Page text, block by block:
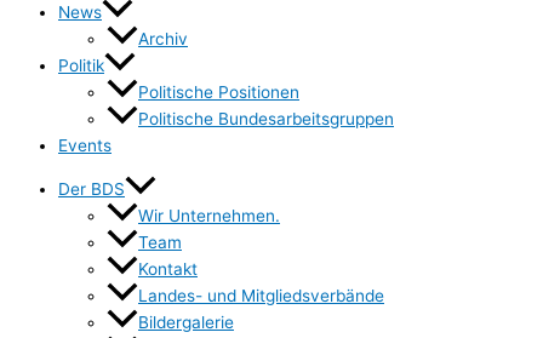
News
Archiv
Politik
Politische Positionen
Politische Bundesarbeitsgruppen
Events
Der BDS
Wir Unternehmen.
Team
Kontakt
Landes- und Mitgliedsverbände
Bildergalerie